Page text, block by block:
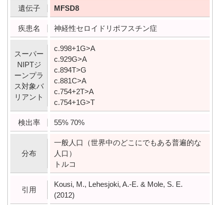
遺伝子 MFSD8
疾患名 神経性セロイドリポフスチン症
スーパー
NIPTジ
ーンプラ
ス対象バ
リアント
c.998+1G>A
c.929G>A
c.894T>G
c.881C>A
c.754+2T>A
c.754+1G>T
検出率 55% 70%
分布
一般人口（世界中のどこにでもある普遍的な
人口）
トルコ
引用
Kousi, M., Lehesjoki, A.-E. & Mole, S. E.
(2012)